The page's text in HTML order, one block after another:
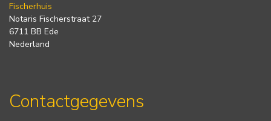
Fischerhuis
Notaris Fischerstraat 27
6711 BB Ede
Nederland
Contactgegevens